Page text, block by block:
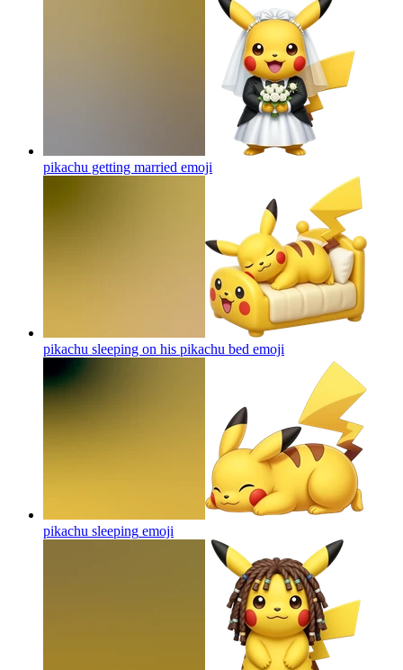
pikachu getting married emoji
pikachu sleeping on his pikachu bed emoji
pikachu sleeping emoji